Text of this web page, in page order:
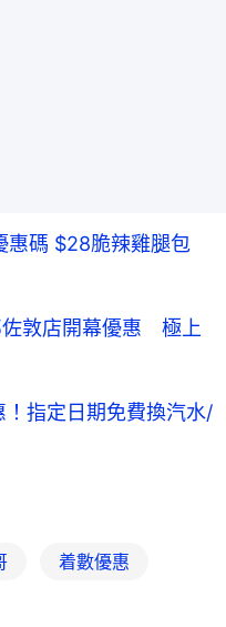
惠碼 $28脆辣雞腿包
佐敦店開幕優惠 極上
！指定日期免費換汽水/
着數優惠